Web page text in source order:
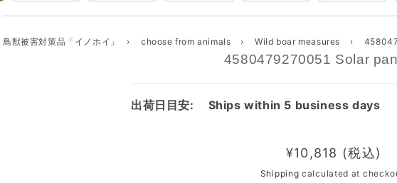
鳥獣被害対策品「イノホイ」 › choose from animals › Wild boar measures ›
4580479270051 Solar
出荷日目安: Ships within 5 business days
Regular
price
¥10,818
Shipping calculated at